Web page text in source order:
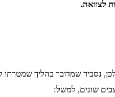
לצוואה.
נסביר שמדובר בהליך
שונים, למשל: